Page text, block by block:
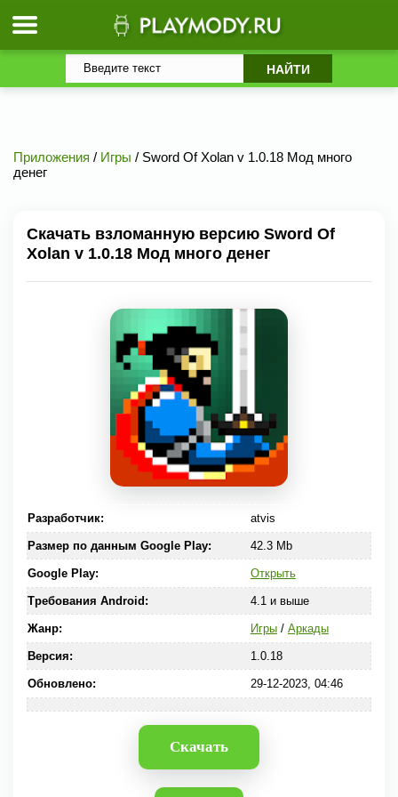
Приложения / Игры / Sword Of Xolan v 1.0.18 Мод много
денег
Скачать взломанную версию Sword Of
Xolan v 1.0.18 Мод много денег
Разработчик: atvis
Размер по данным Google Play: 42.3 Mb
Google Play: Открыть
Требования Android: 4.1 и выше
Жанр: Игры/ Аркады
Версия: 1.0.18
Обновлено: 29-12-2023, 04:46
Скачать